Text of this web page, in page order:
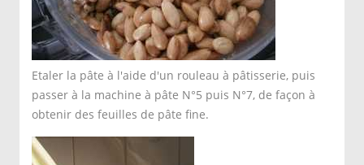
Etaler la pâte à l'aide d'un rouleau à pâtisserie, puis
passer à la machine à pâte N°5 puis N°7, de façon à
obtenir des feuilles de pâte fine.